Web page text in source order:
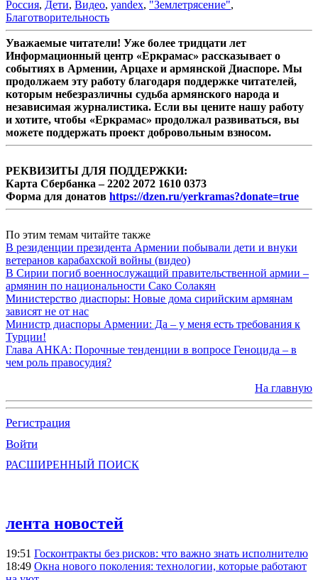
Россия, Дети, Видео, yandex, "Землетрясение",
Благотворительность
Уважаемые читатели! Уже более тридцати лет
Информационный центр «Еркрамас» рассказывает о
событиях в Армении, Арцахе и армянской Диаспоре. Мы
продолжаем эту работу благодаря поддержке читателей,
которым небезразличны судьба армянского народа и
независимая журналистика. Если вы цените нашу работу
и хотите, чтобы «Еркрамас» продолжал развиваться, вы
можете поддержать проект добровольным взносом.
РЕКВИЗИТЫ ДЛЯ ПОДДЕРЖКИ:
Карта Сбербанка – 2202 2072 1610 0373
Форма для донатов https://dzen.ru/yerkramas?donate=true
По этим темам читайте также
В резиденции президента Армении побывали дети и внуки
ветеранов карабахской войны (видео)
В Сирии погиб военнослужащий правительственной армии –
армянин по национальности Сако Солакян
Министерство диаспоры: Новые дома сирийским армянам
зависят не от нас
Министр диаспоры Армении: Да – у меня есть требования к
Турции!
Глава АНКА: Порочные тенденции в вопросе Геноцида – в
чем роль правосудия?
На главную
Регистрация
Войти
РАСШИРЕННЫЙ ПОИСК
лента новостей
19:51 Госконтракты без рисков: что важно знать исполнителю
18:49 Окна нового поколения: технологии, которые работают